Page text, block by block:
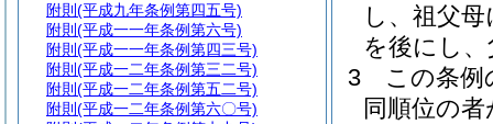
し、祖父
を後にし
3
この条例
同順位の
附則 (平成九年条例第四五号)
附則 (平成一一年条例第六号)
附則 (平成一一年条例第四三号)
附則 (平成一二年条例第三二号)
附則 (平成一二年条例第五二号)
附則 (平成一二年条例第六〇号)